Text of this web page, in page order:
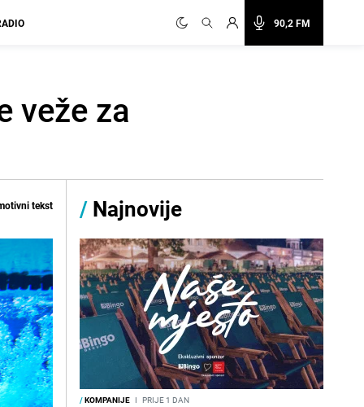
90,2 FM
veže za
tekst / Najnovije
/KOMPANIJE I PRIJE 1 DAN